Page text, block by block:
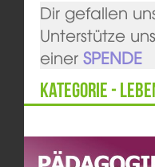
Dir gefallen
Unterstütze
einer SPENDE
Kategorie -